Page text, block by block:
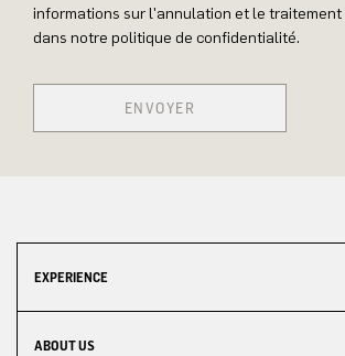
informations sur l'annulation et le traitement
dans notre politique de confidentialité.
ENVOYER
EXPERIENCE
ABOUT US